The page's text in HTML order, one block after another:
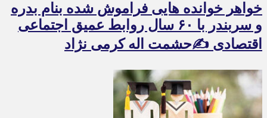
خواهر خوانده هایی فراموش شده بنام بدره
و سربندر با ۶۰ سال روابط عمیق اجتماعی
اقتصادی ✍حشمت اله کرمی نژاد